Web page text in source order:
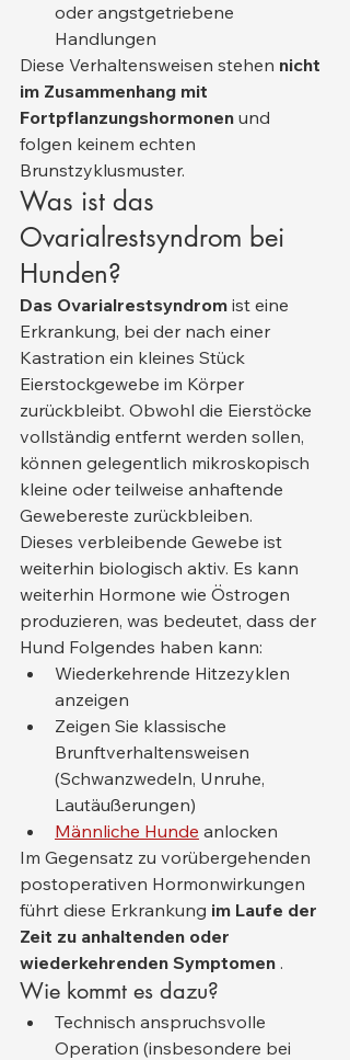
oder angstgetriebene
Handlungen
Diese Verhaltensweisen stehen nicht
im Zusammenhang mit
Fortpflanzungshormonen und
folgen keinem echten
Brunstzyklusmuster.
Was ist das
Ovarialrestsyndrom bei
Hunden?
Das Ovarialrestsyndrom ist eine
Erkrankung, bei der nach einer
Kastration ein kleines Stück
Eierstockgewebe im Körper
zurückbleibt. Obwohl die Eierstöcke
vollständig entfernt werden sollen,
können gelegentlich mikroskopisch
kleine oder teilweise anhaftende
Gewebereste zurückbleiben.
Dieses verbleibende Gewebe ist
weiterhin biologisch aktiv. Es kann
weiterhin Hormone wie Östrogen
produzieren, was bedeutet, dass der
Hund Folgendes haben kann:
Wiederkehrende Hitzezyklen
anzeigen
Zeigen Sie klassische
Brunftverhaltensweisen
(Schwanzwedeln, Unruhe,
Lautäußerungen)
Männliche Hunde anlocken
Im Gegensatz zu vorübergehenden
postoperativen Hormonwirkungen
führt diese Erkrankung im Laufe der
Zeit zu anhaltenden oder
wiederkehrenden Symptomen .
Wie kommt es dazu?
Technisch anspruchsvolle
Operation (insbesondere bei